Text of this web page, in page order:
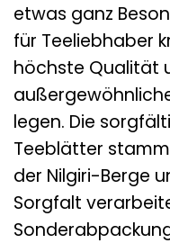
etwas ganz
für Teeliebhaber
höchste Qualität
legen. Die
Teeblätter
der Nilgiri-Berge
Sorgfalt